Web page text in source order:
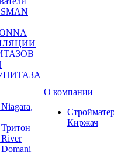
О компании
Киржач